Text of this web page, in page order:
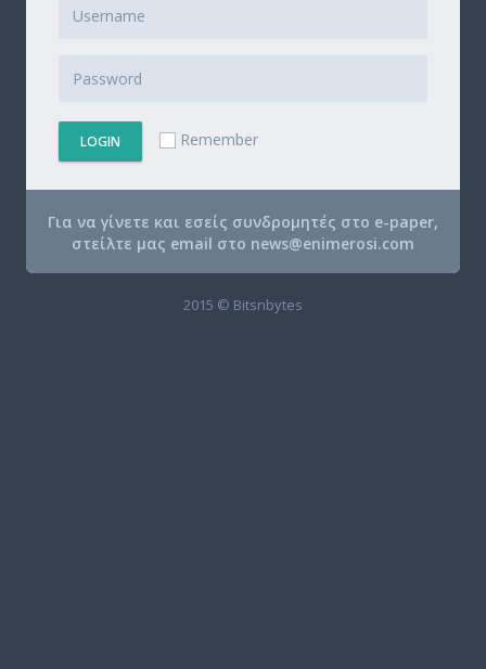
LOGIN Remember
Για να γίνετε και εσείς συνδρομητές στο e-paper,
στείλτε μας email στο news@enimerosi.com
2015 © Bitsnbytes